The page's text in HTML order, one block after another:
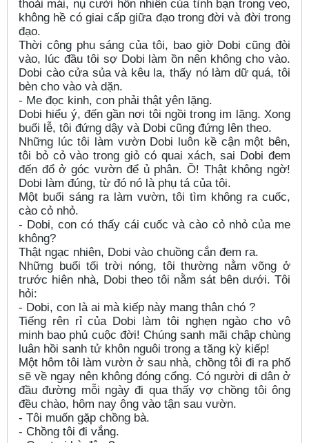
thoải mái, nụ cười hồn nhiên của tình bạn trong veo,
không hề có giai cấp giữa đạo trong đời và đời trong
đạo.
Thời công phu sáng của tôi, bao giờ Dobi cũng đòi
vào, lúc đầu tôi sợ Dobi làm ồn nên không cho vào.
Dobi cào cửa sủa và kêu la, thấy nó làm dữ quá, tôi
bèn cho vào và dặn.
- Me đọc kinh, con phải thật yên lặng.
Dobi hiểu ý, đến gần nơi tôi ngồi trong im lặng. Xong
buổi lễ, tôi đứng dậy và Dobi cũng đứng lên theo.
Những lúc tôi làm vườn Dobi luôn kề cận một bên,
tôi bỏ cỏ vào trong giỏ có quai xách, sai Dobi đem
đến đổ ở góc vườn để ủ phân. Ồ! Thật không ngờ!
Dobi làm đúng, từ đó nó là phụ tá của tôi.
Một buổi sáng ra làm vườn, tôi tìm không ra cuốc,
cào cỏ nhỏ.
- Dobi, con có thấy cái cuốc và cào cỏ nhỏ của me
không?
Thật ngạc nhiên, Dobi vào chuồng cắn đem ra.
Những buổi tối trời nóng, tôi thường nằm võng ở
trước hiên nhà, Dobi theo tôi nằm sát bên dưới. Tôi
hỏi:
- Dobi, con là ai mà kiếp này mang thân chó ?
Tiếng rên rỉ của Dobi làm tôi nghẹn ngào cho vô
minh bao phủ cuộc đời! Chúng sanh mãi chập chùng
luân hồi sanh tử khôn nguôi trong a tăng kỳ kiếp!
Một hôm tôi làm vườn ở sau nhà, chồng tôi đi ra phố
sẽ về ngay nên không đóng cổng. Có người di dân ở
đầu đường mỗi ngày đi qua thấy vợ chồng tôi ông
đều chào, hôm nay ông vào tận sau vườn.
- Tôi muốn gặp chồng bà.
- Chồng tôi đi vắng.